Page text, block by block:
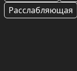
Расслабляющая